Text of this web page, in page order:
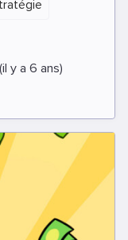
y a 6 ans)